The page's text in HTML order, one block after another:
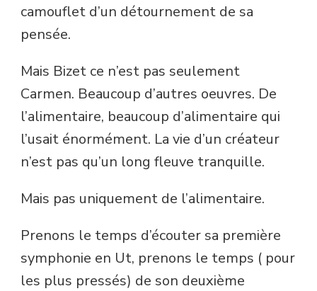
camouflet d’un détournement de sa
pensée.
Mais Bizet ce n’est pas seulement
Carmen. Beaucoup d’autres oeuvres. De
l’alimentaire, beaucoup d’alimentaire qui
l’usait énormément. La vie d’un créateur
n’est pas qu’un long fleuve tranquille.
Mais pas uniquement de l’alimentaire.
Prenons le temps d’écouter sa première
symphonie en Ut, prenons le temps ( pour
les plus pressés) de son deuxième